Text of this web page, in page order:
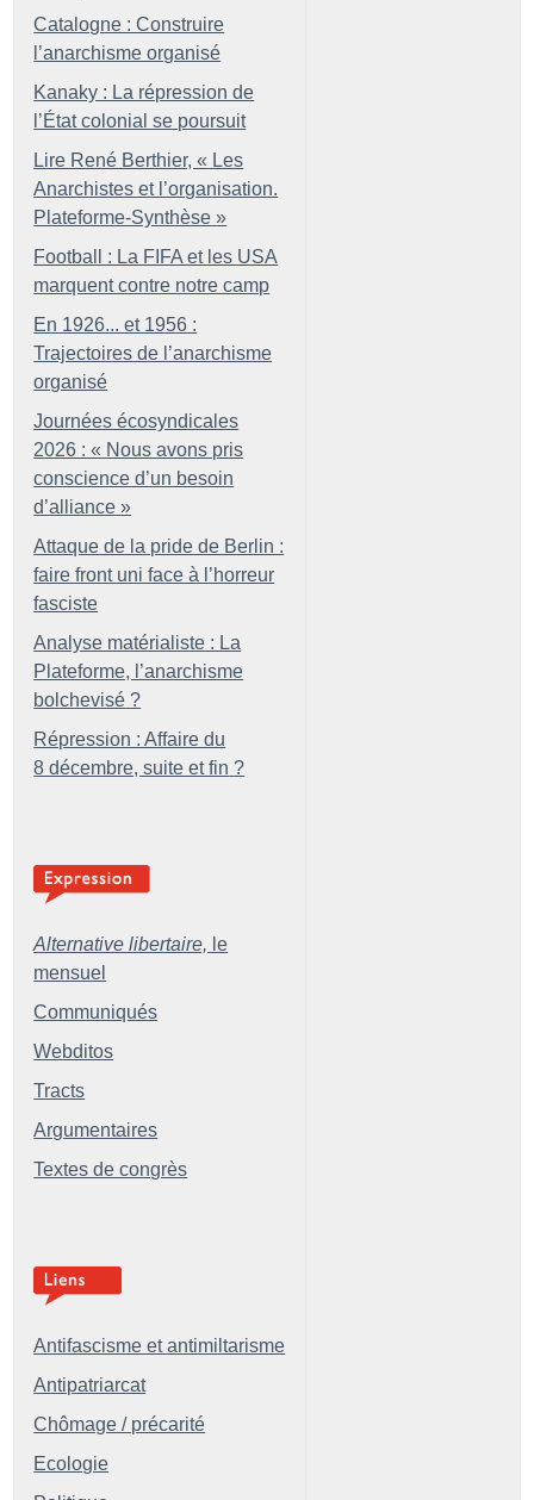
Catalogne : Construire
l’anarchisme organisé
Kanaky : La répression de
l’État colonial se poursuit
Lire René Berthier, « Les
Anarchistes et l’organisation.
Plateforme-Synthèse »
Football : La FIFA et les USA
marquent contre notre camp
En 1926... et 1956 :
Trajectoires de l’anarchisme
organisé
Journées écosyndicales
2026 : « Nous avons pris
conscience d’un besoin
d’alliance »
Attaque de la pride de Berlin :
faire front uni face à l’horreur
fasciste
Analyse matérialiste : La
Plateforme, l’anarchisme
bolchevisé ?
Répression : Affaire du
8 décembre, suite et fin ?
Alternative libertaire, le
mensuel
Communiqués
Webditos
Tracts
Argumentaires
Textes de congrès
Antifascisme et antimiltarisme
Antipatriarcat
Chômage / précarité
Ecologie